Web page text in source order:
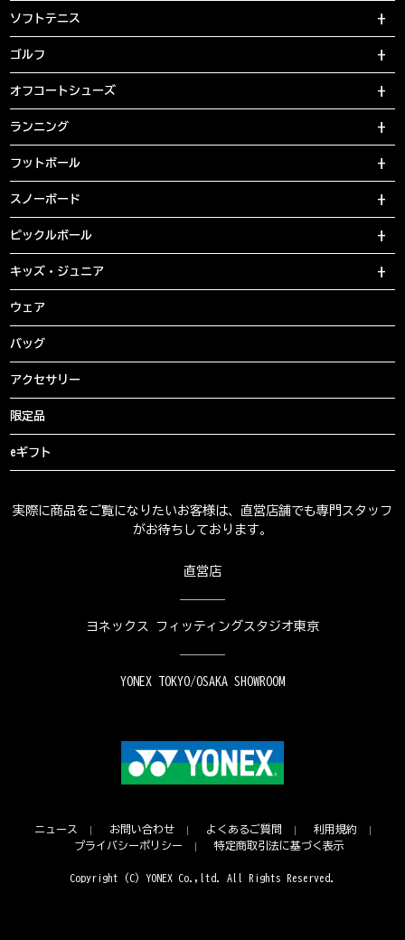
ソフトテニス
ゴルフ
オフコートシューズ
ランニング
フットボール
スノーボード
ピックルボール
キッズ・ジュニア
ウェア
バッグ
アクセサリー
限定品
eギフト
実際に商品をご覧になりたいお客様は、直営店舗でも専門スタッフ
がお待ちしております。
直営店
ヨネックス フィッティングスタジオ東京
YONEX TOKYO/OSAKA SHOWROOM
ニュース お問い合わせ よくあるご質問
利用規約
プライバシーポリシー
特定商取引法に基づく表示
Copyright (C) YONEX Co.,ltd. All Rights Reserved.